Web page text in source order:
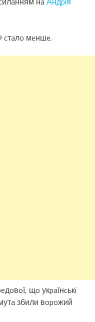
cтaлo мeншe.
щo укpaїнcькi
збили вopoжий